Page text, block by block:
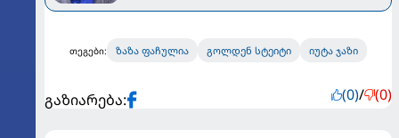
თეგები: ზაზა ფაჩულია გოლდენ სტეიტი იუტა ჯაზი
გაზიარება: (0)/ (0)